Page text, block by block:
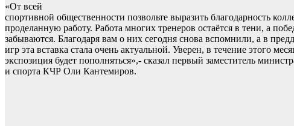
«От всей
спортивной общественности позвольте выразить благодарность
проделанную работу. Работа многих тренеров остаётся в тени, а
забываются. Благодаря вам о них сегодня снова вспомнили, а в
игр эта вставка стала очень актуальной. Уверен, в течение этого
экспозиция будет пополняться»,- сказал первый заместитель
и спорта КЧР Оли Кантемиров.